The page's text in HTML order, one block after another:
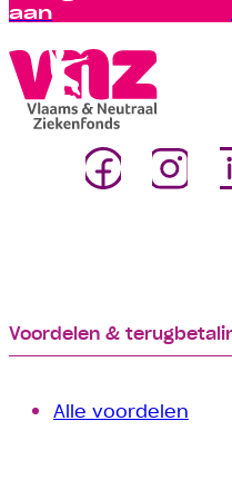
aan
Voordelen &
Alle voordelen